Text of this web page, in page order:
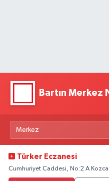
Bartın Merkez
Türker Eczanesi
Cumhuriyet Caddesi, No:2 A